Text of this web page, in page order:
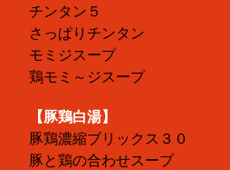
チンタン５
さっぱりチンタン
モミジスープ
鶏モミ～ジスープ
【豚鶏白湯】
豚鶏濃縮ブリックス３０
豚と鶏の合わせスープ